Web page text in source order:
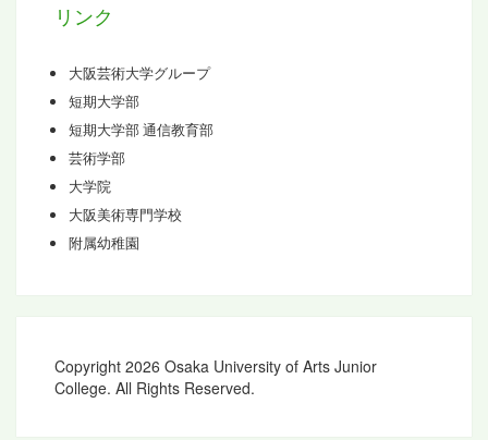
リンク
大阪芸術大学グループ
短期大学部
短期大学部 通信教育部
芸術学部
大学院
大阪美術専門学校
附属幼稚園
Copyright 2026 Osaka University of Arts Junior
College. All Rights Reserved.